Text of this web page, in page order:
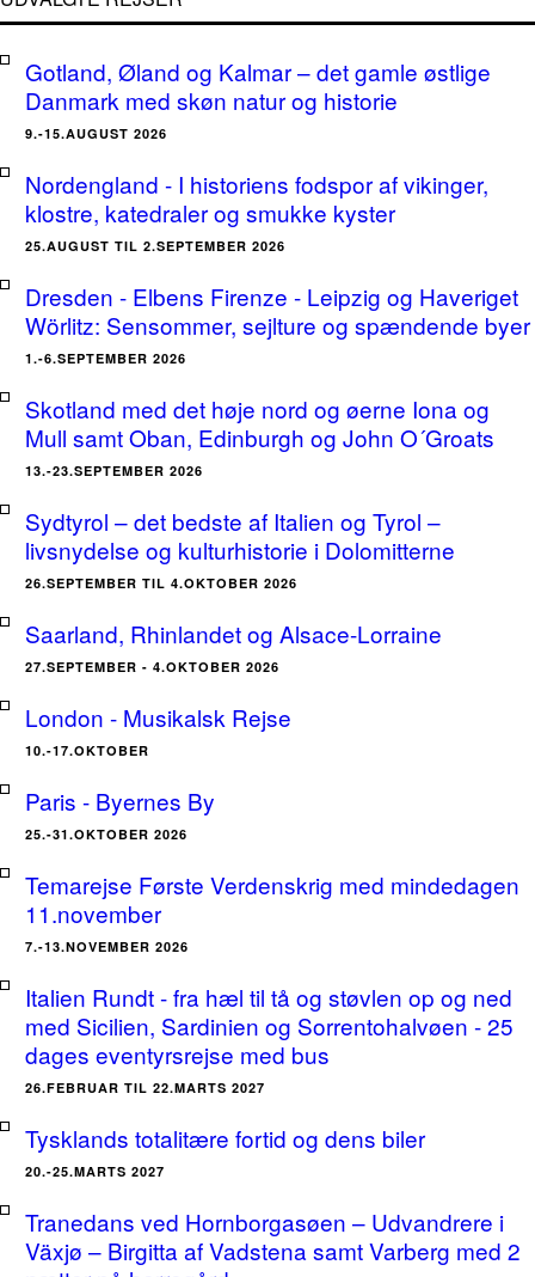
Gotland, Øland og Kalmar – det gamle østlige
Danmark med skøn natur og historie
9.-15.AUGUST 2026
Nordengland - I historiens fodspor af vikinger,
klostre, katedraler og smukke kyster
25.AUGUST TIL 2.SEPTEMBER 2026
Dresden - Elbens Firenze - Leipzig og Haveriget
Wörlitz: Sensommer, sejlture og spændende byer
1.-6.SEPTEMBER 2026
Skotland med det høje nord og øerne Iona og
Mull samt Oban, Edinburgh og John O´Groats
13.-23.SEPTEMBER 2026
Sydtyrol – det bedste af Italien og Tyrol –
livsnydelse og kulturhistorie i Dolomitterne
26.SEPTEMBER TIL 4.OKTOBER 2026
Saarland, Rhinlandet og Alsace-Lorraine
27.SEPTEMBER - 4.OKTOBER 2026
London - Musikalsk Rejse
10.-17.OKTOBER
Paris - Byernes By
25.-31.OKTOBER 2026
Temarejse Første Verdenskrig med mindedagen
11.november
7.-13.NOVEMBER 2026
Italien Rundt - fra hæl til tå og støvlen op og ned
med Sicilien, Sardinien og Sorrentohalvøen - 25
dages eventyrsrejse med bus
26.FEBRUAR TIL 22.MARTS 2027
Tysklands totalitære fortid og dens biler
20.-25.MARTS 2027
Tranedans ved Hornborgasøen – Udvandrere i
Växjø – Birgitta af Vadstena samt Varberg med 2